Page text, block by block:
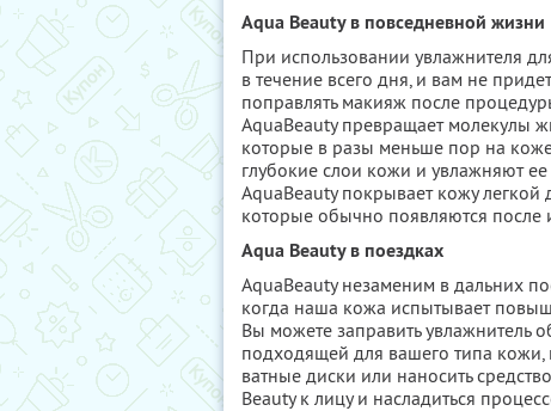
Aqua Beauty в повседневной жизни
При использовании увлажнителя
в течение всего дня, и вам не
поправлять макияж после
AquaBeauty превращает молекулы
которые в разы меньше пор на
глубокие слои кожи и увлажняют
AquaBeauty покрывает кожу
которые обычно появляются после
Aqua Beauty в поездках
AquaBeauty незаменим в дальних
когда наша кожа испытывает
Вы можете заправить
подходящей для вашего типа кожи,
ватные диски или наносить
Beauty к лицу и насладиться